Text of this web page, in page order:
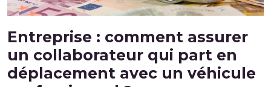
Entreprise : comment assurer
un collaborateur qui part en
déplacement avec un véhicule